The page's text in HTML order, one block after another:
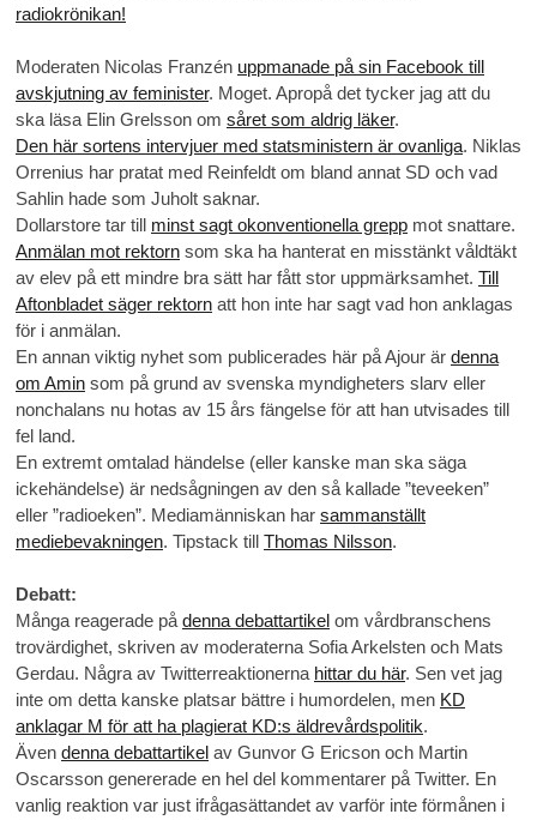
radiokrönikan!
Moderaten Nicolas Franzén uppmanade på sin Facebook till
avskjutning av feminister. Moget. Apropå det tycker jag att du
ska läsa Elin Grelsson om såret som aldrig läker.
Den här sortens intervjuer med statsministern är ovanliga. Niklas
Orrenius har pratat med Reinfeldt om bland annat SD och vad
Sahlin hade som Juholt saknar.
Dollarstore tar till minst sagt okonventionella grepp mot snattare.
Anmälan mot rektorn som ska ha hanterat en misstänkt våldtäkt
av elev på ett mindre bra sätt har fått stor uppmärksamhet. Till
Aftonbladet säger rektorn att hon inte har sagt vad hon anklagas
för i anmälan.
En annan viktig nyhet som publicerades här på Ajour är denna
om Amin som på grund av svenska myndigheters slarv eller
nonchalans nu hotas av 15 års fängelse för att han utvisades till
fel land.
En extremt omtalad händelse (eller kanske man ska säga
ickehändelse) är nedsågningen av den så kallade ”teveeken”
eller ”radioeken”. Mediamänniskan har sammanställt
mediebevakningen. Tipstack till Thomas Nilsson.
Debatt:
Många reagerade på denna debattartikel om vårdbranschens
trovärdighet, skriven av moderaterna Sofia Arkelsten och Mats
Gerdau. Några av Twitterreaktionerna hittar du här. Sen vet jag
inte om detta kanske platsar bättre i humordelen, men KD
anklagar M för att ha plagierat KD:s äldrevårdspolitik.
Även denna debattartikel av Gunvor G Ericson och Martin
Oscarsson genererade en hel del kommentarer på Twitter. En
vanlig reaktion var just ifrågasättandet av varför inte förmånen i